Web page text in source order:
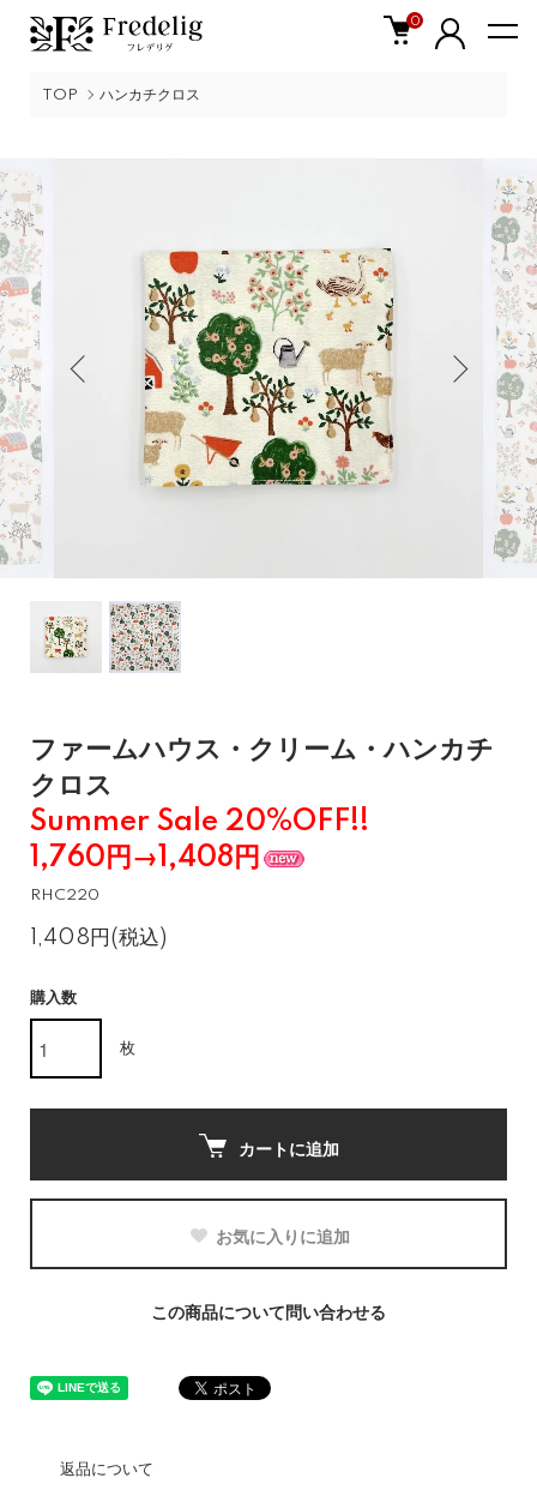
0
TOP ハンカチクロス
ファームハウス・クリーム・ハンカチ
クロス
Summer Sale 20%OFF!!
1,760円→1,408円
RHC220
1,408円(税込)
購入数
枚
カートに追加
お気に入りに追加
この商品について問い合わせる
返品について